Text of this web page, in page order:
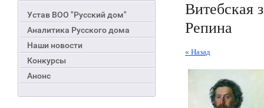
Устав ВОО "Русский дом"
Аналитика Русского дома
Наши новости
Конкурсы
Анонс
Витебская
Репина
« Назад